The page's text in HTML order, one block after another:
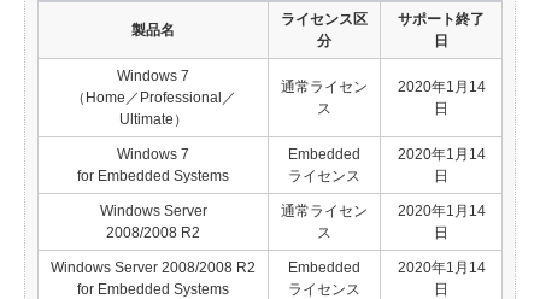
製品名
ライセンス区
分
サポート終了
日
Windows 7
（Home／Professional／
Ultimate）
通常ライセン
ス
2020年1月14
日
Windows 7
for Embedded Systems
Embedded
ライセンス
2020年1月14
日
Windows Server
2008/2008 R2
通常ライセン
ス
2020年1月14
日
Windows Server 2008/2008 R2
for Embedded Systems
Embedded
ライセンス
2020年1月14
日